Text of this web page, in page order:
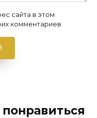
сайта в этом
комментариев.